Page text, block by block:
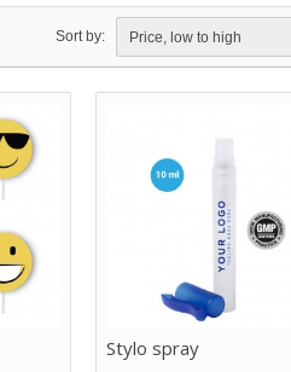
Sort by: Price, low to high
Stylo spray